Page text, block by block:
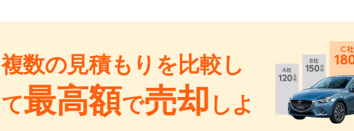
複数の見積もりを比較し
て最高額で売却 しよ